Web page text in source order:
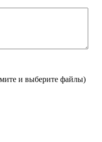
и выберите файлы)